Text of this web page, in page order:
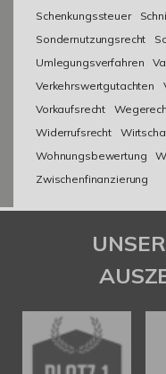
Schenkungssteuer
Sondernutzungsrecht
Umlegungsverfahren
Verkehrswertgutachten
Vorkaufsrecht
Widerrufsrecht
Wohnungsbewertung
Zwischenfinanzierung